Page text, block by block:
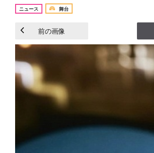
ニュース 舞台
前の画像